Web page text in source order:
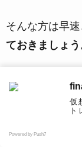
そんな方は早速
ておきましょう
[cta-bitflyer]
買い方②海外
仮
ト
Powered by Push7